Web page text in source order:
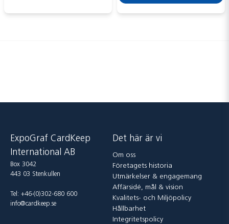
ExpoGraf CardKeep
International AB
Box 3042
443 03 Stenkullen
Tel: +46-(0)302-680 600
info@cardkeep.se
Det här är vi
Om oss
Företagets historia
Utmärkelser & engagemang
Affärsidé, mål & vision
Kvalitets- och Miljöpolicy
Hållbarhet
Integritetspolicy